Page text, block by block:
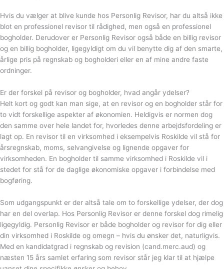
Hvis du vælger at blive kunde hos Personlig Revisor, har du altså ikke
blot en professionel revisor til rådighed, men også en professionel
bogholder. Derudover er Personlig Revisor også både en billig revisor
og en billig bogholder, ligegyldigt om du vil benytte dig af den smarte,
årlige pris på regnskab og bogholderi eller en af mine andre faste
ordninger.
Er der forskel på revisor og bogholder, hvad angår ydelser?
Helt kort og godt kan man sige, at en revisor og en bogholder står for
to vidt forskellige aspekter af økonomien. Heldigvis er normen dog
den samme over hele landet for, hvorledes denne arbejdsfordeling er
lagt op. En revisor til en virksomhed i eksempelvis Roskilde vil stå for
årsregnskab, moms, selvangivelse og lignende opgaver for
virksomheden. En bogholder til samme virksomhed i Roskilde vil i
stedet for stå for de daglige økonomiske opgaver i forbindelse med
bogføring.
Som udgangspunkt er der altså tale om to forskellige ydelser, der dog
har en del overlap. Hos Personlig Revisor er denne forskel dog rimelig
ligegyldig. Personlig Revisor er både bogholder og revisor for dig eller
din virksomhed i Roskilde og omegn – hvis du ønsker det, naturligvis.
Med en kandidatgrad i regnskab og revision (cand.merc.aud) og
næsten 15 års samlet erfaring som revisor står jeg klar til at hjælpe